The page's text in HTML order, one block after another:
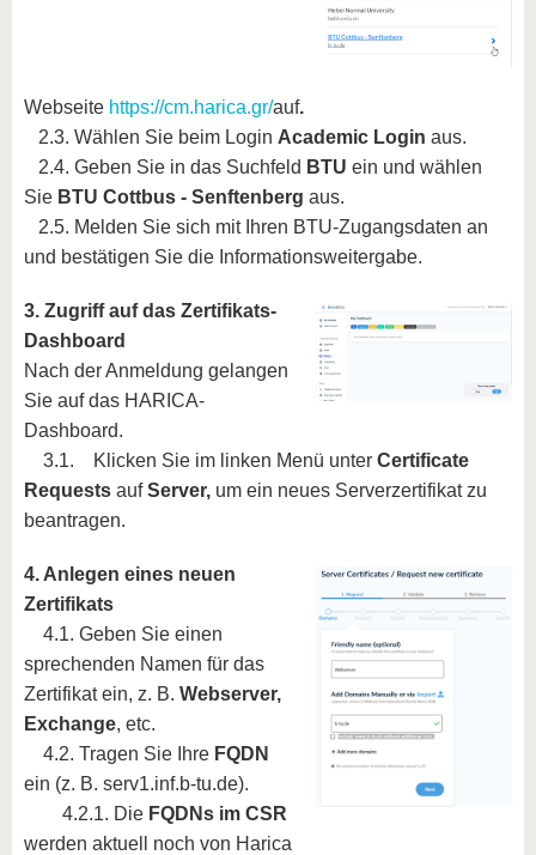
Webseite https://cm.harica.gr/auf.
2.3. Wählen Sie beim Login Academic Login aus.
2.4. Geben Sie in das Suchfeld BTU ein und wählen
Sie BTU Cottbus - Senftenberg aus.
2.5. Melden Sie sich mit Ihren BTU-Zugangsdaten an
und bestätigen Sie die Informationsweitergabe.
3. Zugriff auf das Zertifikats-
Dashboard
Nach der Anmeldung gelangen
Sie auf das HARICA-
Dashboard.
3.1. Klicken Sie im linken Menü unter Certificate
Requests aufServer, um ein neues Serverzertifikat zu
beantragen.
4. Anlegen eines neuen
Zertifikats
4.1. Geben Sie einen
sprechenden Namen für das
Zertifikat ein, z. B. Webserver,
Exchange, etc.
4.2. Tragen Sie Ihre FQDN
ein (z. B. serv1.inf.b-tu.de).
4.2.1. Die FQDNs im CSR
werden aktuell noch von Harica